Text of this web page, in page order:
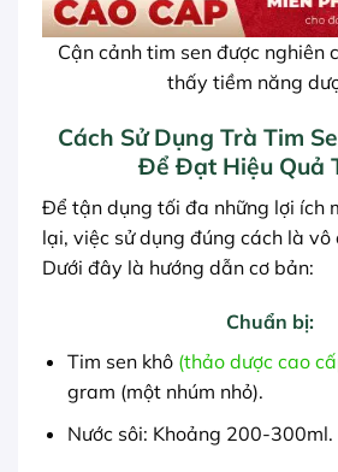
Cận cảnh tim sen được nghiên
thấy tiềm năng
Cách Sử Dụng Trà Tim
Để Đạt Hiệu Quả
Để tận dụng tối đa những lợi ích
lại, việc sử dụng đúng cách là
Dưới đây là hướng dẫn cơ bản:
Chuẩn bị:
Tim sen khô (thảo dược cao
gram (một nhúm nhỏ).
Nước sôi: Khoảng 200-300ml.